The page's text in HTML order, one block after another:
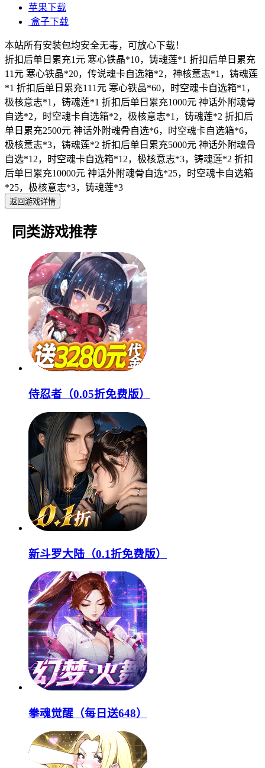
苹果下载
盒子下载
本站所有安装包均安全无毒，可放心下载！
折扣后单日累充1元 寒心铁晶*10，铸魂莲*1 折扣后单日累充
11元 寒心铁晶*20，传说魂卡自选箱*2，神核意志*1，铸魂莲
*1 折扣后单日累充111元 寒心铁晶*60，时空魂卡自选箱*1，
极核意志*1，铸魂莲*1 折扣后单日累充1000元 神话外附魂骨
自选*2，时空魂卡自选箱*2，极核意志*1，铸魂莲*2 折扣后
单日累充2500元 神话外附魂骨自选*6，时空魂卡自选箱*6，
极核意志*3，铸魂莲*2 折扣后单日累充5000元 神话外附魂骨
自选*12，时空魂卡自选箱*12，极核意志*3，铸魂莲*2 折扣
后单日累充10000元 神话外附魂骨自选*25，时空魂卡自选箱
*25，极核意志*3，铸魂莲*3
返回游戏详情
同类游戏推荐
侍忍者（0.05折免费版）
新斗罗大陆（0.1折免费版）
拳魂觉醒（每日送648）